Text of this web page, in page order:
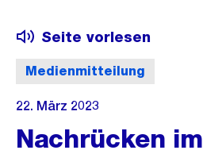
Medienmitteilung
Seite vorlesen
22. März 2023
Nachrücken im